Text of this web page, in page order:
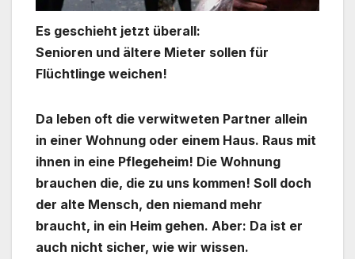
Es geschieht jetzt überall:
Senioren und ältere Mieter sollen für
Flüchtlinge weichen!
Da leben oft die verwitweten Partner allein
in einer Wohnung oder einem Haus. Raus mit
ihnen in eine Pflegeheim! Die Wohnung
brauchen die, die zu uns kommen! Soll doch
der alte Mensch, den niemand mehr
braucht, in ein Heim gehen. Aber: Da ist er
auch nicht sicher, wie wir wissen.